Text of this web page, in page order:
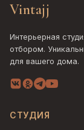
Vintajj
Интерьерная
отбором.
для вашего дома.
СТУДИЯ